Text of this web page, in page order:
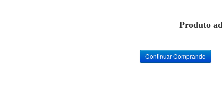
Produto
Continuar Comprando